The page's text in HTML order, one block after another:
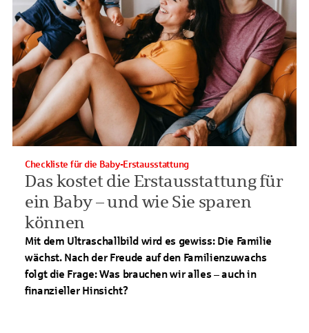
Das kostet die Erstausstattung für
ein Baby – und wie Sie sparen
können
Checkliste für die Baby-Erstausstattung
Mit dem Ultraschallbild wird es gewiss: Die Familie
wächst. Nach der Freude auf den Familienzuwachs
folgt die Frage: Was brauchen wir alles – auch in
finanzieller Hinsicht?